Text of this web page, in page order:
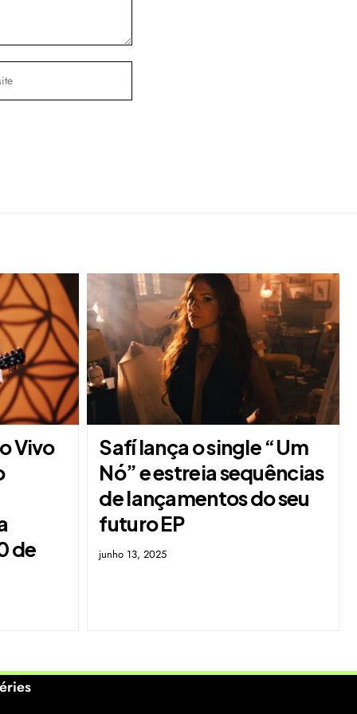
Vivo
de
Safí lança o single “Um
Nó” e estreia sequências
de lançamentos do seu
futuro EP
junho 13, 2025